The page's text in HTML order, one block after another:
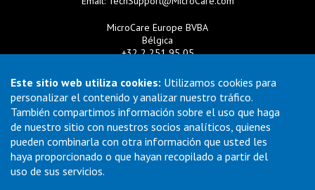
Este sitio web utiliza cookies: Utilizamos cookies para
personalizar el contenido y analizar nuestro tráfico.
También compartimos información sobre el uso que haga
de nuestro sitio con nuestros socios analíticos, quienes
pueden combinarla con otra información que usted les
haya proporcionado o que hayan recopilado a partir del
uso de sus servicios.
MicroCare Europe BVBA
Bélgica
+32 2 251 95 05
MicroCare U.K. Ltd
Reino Unido
+44 (0) 113 3609019
Email:MCCEurope@MicroCare.com
MicroCare Asia Pte Ltd